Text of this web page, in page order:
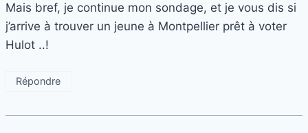
Mais bref, je continue mon sondage, et je vous dis si
j’arrive à trouver un jeune à Montpellier prêt à voter
Hulot ..!
Répondre